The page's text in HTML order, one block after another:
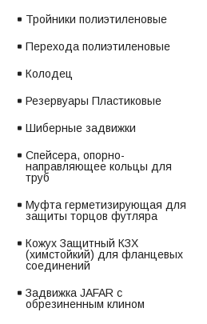
Тройники полиэтиленовые
Перехода полиэтиленовые
Колодец
Резервуары Пластиковые
Шиберные задвижки
Спейсера, опорно-
направляющее кольцы для
труб
Муфта герметизирующая для
защиты торцов футляра
Кожух Защитный КЗХ
(химстойкий) для фланцевых
соединений
Задвижка JAFAR с
обрезиненным клином